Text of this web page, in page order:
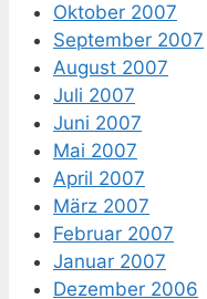
Oktober 2007
September 2007
August 2007
Juli 2007
Juni 2007
Mai 2007
April 2007
März 2007
Februar 2007
Januar 2007
Dezember 2006